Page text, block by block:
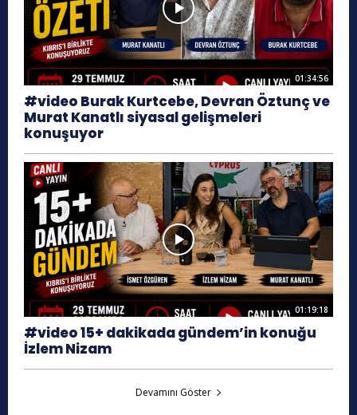
01:34:56
#video Burak Kurtcebe, Devran Öztunç ve
Murat Kanatlı siyasal gelişmeleri
konuşuyor
01:19:18
#video 15+ dakikada gündem’in konuğu
İzlem Nizam
Devamını Göster